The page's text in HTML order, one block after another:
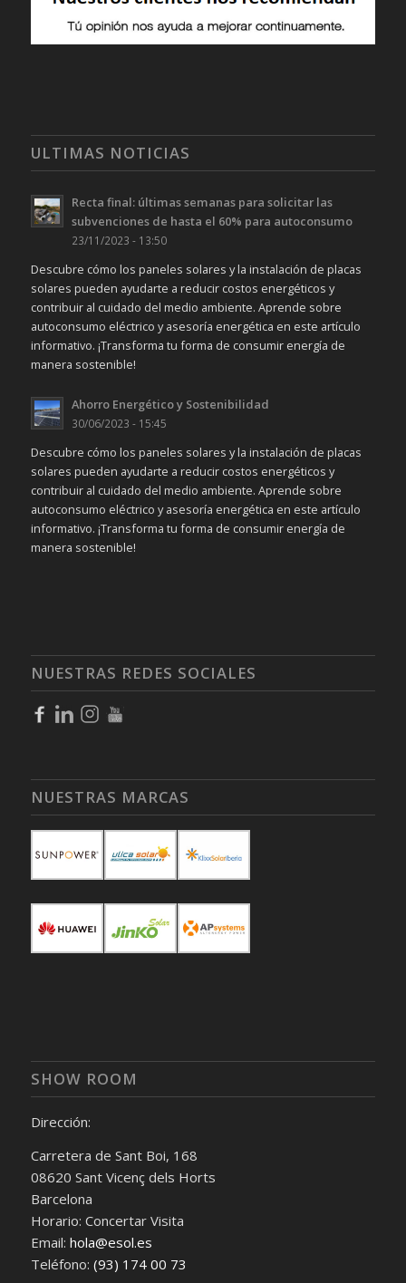
ULTIMAS NOTICIAS
Recta final: últimas semanas para solicitar las
subvenciones de hasta el 60% para autoconsumo
23/11/2023 - 13:50
Descubre cómo los paneles solares y la instalación de placas
solares pueden ayudarte a reducir costos energéticos y
contribuir al cuidado del medio ambiente. Aprende sobre
autoconsumo eléctrico y asesoría energética en este artículo
informativo. ¡Transforma tu forma de consumir energía de
manera sostenible!
Ahorro Energético y Sostenibilidad
30/06/2023 - 15:45
Descubre cómo los paneles solares y la instalación de placas
solares pueden ayudarte a reducir costos energéticos y
contribuir al cuidado del medio ambiente. Aprende sobre
autoconsumo eléctrico y asesoría energética en este artículo
informativo. ¡Transforma tu forma de consumir energía de
manera sostenible!
NUESTRAS REDES SOCIALES
NUESTRAS MARCAS
SHOW ROOM
Dirección:
Carretera de Sant Boi, 168
08620 Sant Vicenç dels Horts
Barcelona
Horario: Concertar Visita
Email: hola@esol.es
Teléfono: (93) 174 00 73